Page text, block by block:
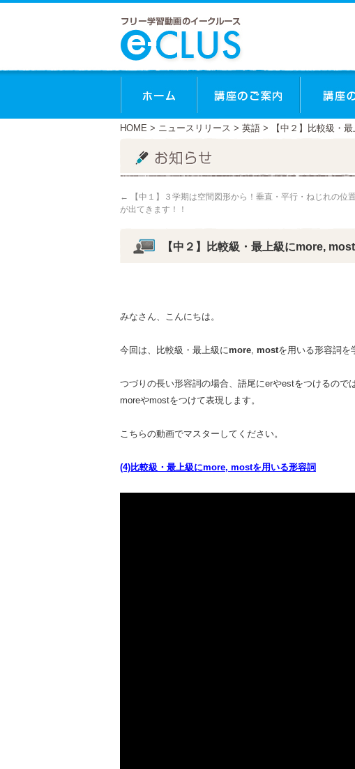
ホーム 講座のご案内
HOME > ニュースリリース > 英語 > 【中２】比較級・
←
【中１】３学期は空間図形から！垂直・平行・ねじれの位
が出てきます！！
【中２】比較級・最上級にmore,
みなさん、こんにちは。
今回は、比較級・最上級にmore, mostを用いる形容詞を
つづりの長い形容詞の場合、語尾にerやestをつけるので
moreやmostをつけて表現します。
こちらの動画でマスターしてください。
(4)比較級・最上級にmore, mostを用いる形容詞